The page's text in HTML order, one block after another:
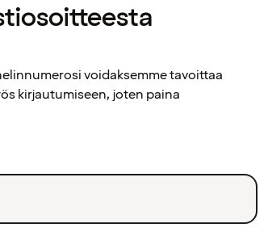
voidaksemme tavoittaa
kirjautumiseen, joten paina